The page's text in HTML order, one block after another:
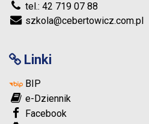
tel.: 42 719 07 88
szkola@cebertowicz.com.pl
Linki
BIP
e-Dziennik
Facebook